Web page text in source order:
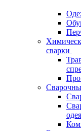
сварки